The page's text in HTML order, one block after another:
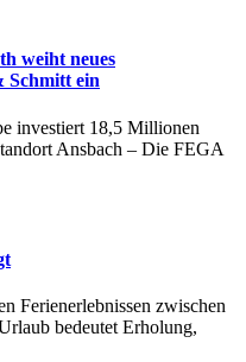
weiht neues
Schmitt ein
investiert 18,5 Millionen
Ansbach – Die FEGA
Ferienerlebnissen zwischen
bedeutet Erholung,